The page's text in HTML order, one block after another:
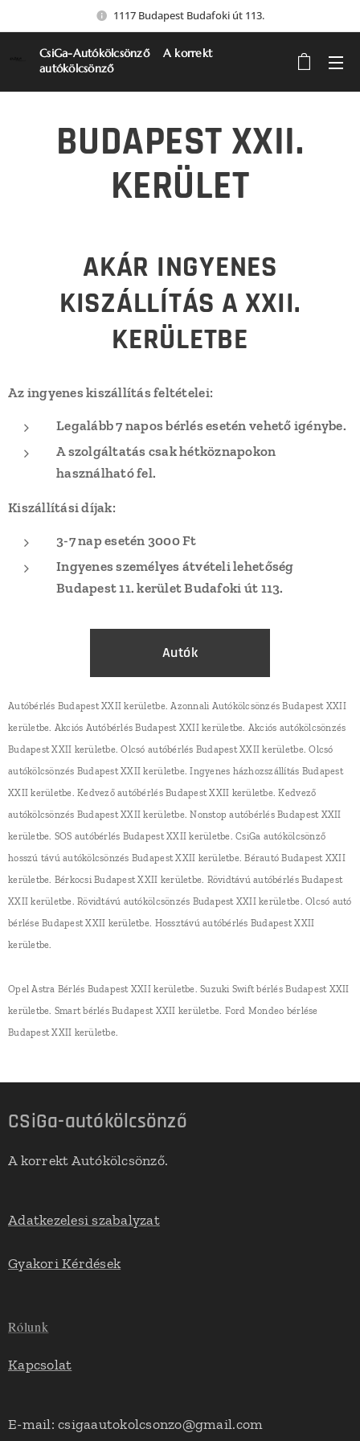
1117 Budapest Budafoki út 113.
CsiGa-Autókölcsönző A korrekt
autókölcsönző
BUDAPEST XXII.
KERÜLET
AKÁR INGYENES
KISZÁLLÍTÁS A XXII.
KERÜLETBE
Az ingyenes kiszállítás feltételei:
Legalább 7 napos bérlés esetén vehető igénybe.
A szolgáltatás csak hétköznapokon
használható fel.
Kiszállítási díjak:
3-7 nap esetén 3000 Ft
Ingyenes személyes átvételi lehetőség
Budapest 11. kerület Budafoki út 113.
Autók
Autóbérlés Budapest XXII kerületbe. Azonnali Autókölcsönzés Budapest XXII
kerületbe. Akciós Autóbérlés Budapest XXII kerületbe. Akciós autókölcsönzés
Budapest XXII kerületbe. Olcsó autóbérlés Budapest XXII kerületbe. Olcsó
autókölcsönzés Budapest XXII kerületbe. Ingyenes házhozszállítás Budapest
XXII kerületbe. Kedvező autóbérlés Budapest XXII kerületbe. Kedvező
autókölcsönzés Budapest XXII kerületbe. Nonstop autóbérlés Budapest XXII
kerületbe. SOS autóbérlés Budapest XXII kerületbe. CsiGa autókölcsönző
hosszú távú autókölcsönzés Budapest XXII kerületbe. Bérautó Budapest XXII
kerületbe. Bérkocsi Budapest XXII kerületbe. Rövidtávú autóbérlés Budapest
XXII kerületbe. Rövidtávú autókölcsönzés Budapest XXII kerületbe. Olcsó autó
bérlése Budapest XXII kerületbe. Hossztávú autóbérlés Budapest XXII
kerületbe.
Opel Astra Bérlés Budapest XXII kerületbe. Suzuki Swift bérlés Budapest XXII
kerületbe. Smart bérlés Budapest XXII kerületbe. Ford Mondeo bérlése
Budapest XXII kerületbe.
CSiGa-autókölcsönző
A korrekt Autókölcsönző.
Adatkezelesi szabalyzat
Gyakori Kérdések
Rólunk
Kapcsolat
E-mail: csigaautokolcsonzo@gmail.com